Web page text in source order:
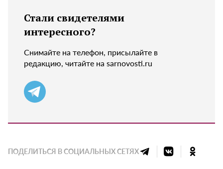
Стали свидетелями
интересного?
Снимайте на телефон, присылайте в
редакцию, читайте на sarnovosti.ru
ПОДЕЛИТЬСЯ В СОЦИАЛЬНЫХ СЕТЯХ